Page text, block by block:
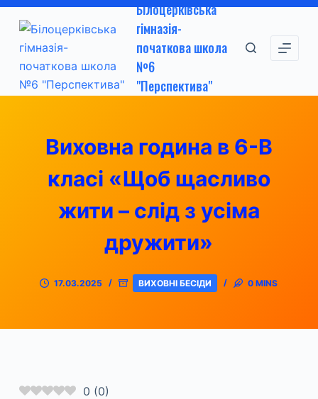
П
е
р
е
й
Білоцерківська
гімназія-
початкова школа
№6
"Перспектива"
Виховна година в 6-В
класі «Щоб щасливо
жити – слід з усіма
дружити»
17.03.2025 ВИХОВНІ БЕСІДИ 0 MINS
0 (0)